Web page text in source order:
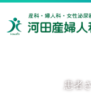
患者